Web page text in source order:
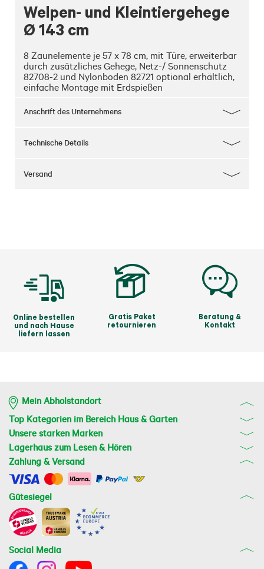
Welpen- und Kleintiergehege
Ø 143 cm
8 Zaunelemente je 57 x 78 cm, mit Türe, erweiterbar
durch zusätzliches Gehege, Netz-/ Sonnenschutz
82708-2 und Nylonboden 82721 optional erhältlich,
einfache Montage mit Erdspießen
Anschrift des Unternehmens
Technische Details
Versand
Online bestellen
und nach Hause
liefern lassen
Gratis Paket
retournieren
Beratung &
Kontakt
Mein Abholstandort
Top Kategorien im Bereich Haus & Garten
Unsere starken Marken
Lagerhaus zum Lesen & Hören
Zahlung & Versand
Gütesiegel
Social Media